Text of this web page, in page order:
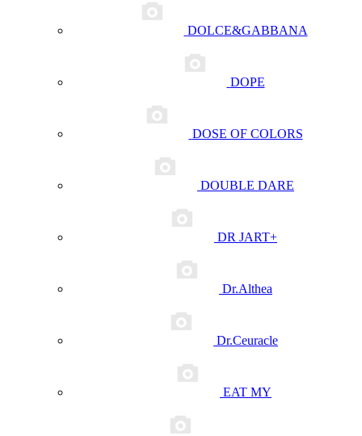
DOLCE&GABBANA
DOPE
DOSE OF COLORS
DOUBLE DARE
DR JART+
Dr.Althea
Dr.Ceuracle
EAT MY